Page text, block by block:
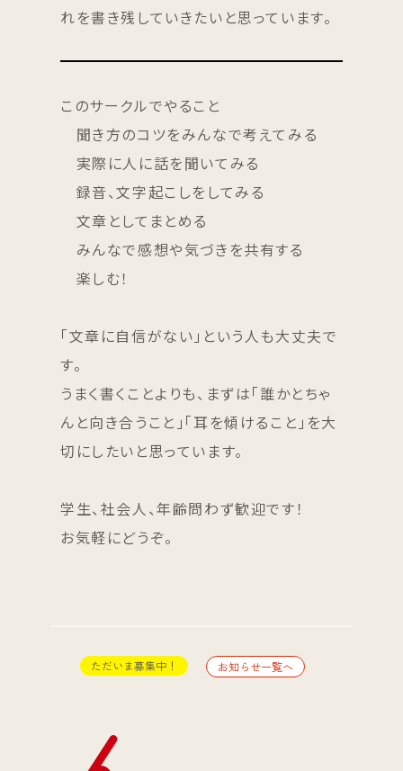
れを書き残していきたいと思っています。
このサークルでやること
聞き方のコツをみんなで考えてみる
実際に人に話を聞いてみる
録音、文字起こしをしてみる
文章としてまとめる
みんなで感想や気づきを共有する
楽しむ！
「文章に自信がない」という人も大丈夫で
す。
うまく書くことよりも、まずは「誰かとちゃ
んと向き合うこと」「耳を傾けること」を大
切にしたいと思っています。
学生、社会人、年齢問わず歓迎です！
お気軽にどうぞ。
ただいま募集中！ お知らせ一覧へ